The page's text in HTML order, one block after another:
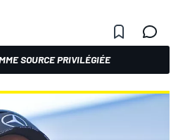
SOURCE PRIVILÉGIÉE